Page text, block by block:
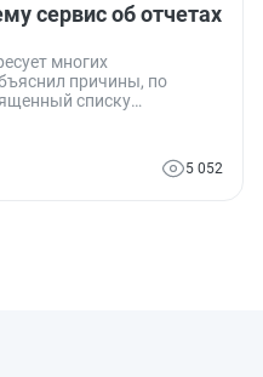
сервис об отчетах
многих
причины, по
списку
когда будут
5 052